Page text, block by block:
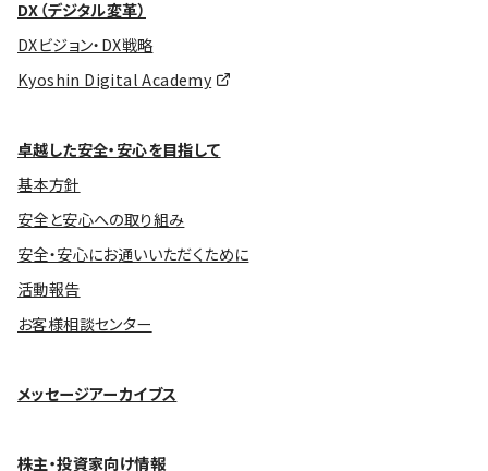
DX（デジタル変革）
DXビジョン・DX戦略
Kyoshin Digital Academy
卓越した安全・安心を目指して
基本方針
安全と安心への取り組み
安全・安心にお通いいただくために
活動報告
お客様相談センター
メッセージアーカイブス
株主・投資家向け情報